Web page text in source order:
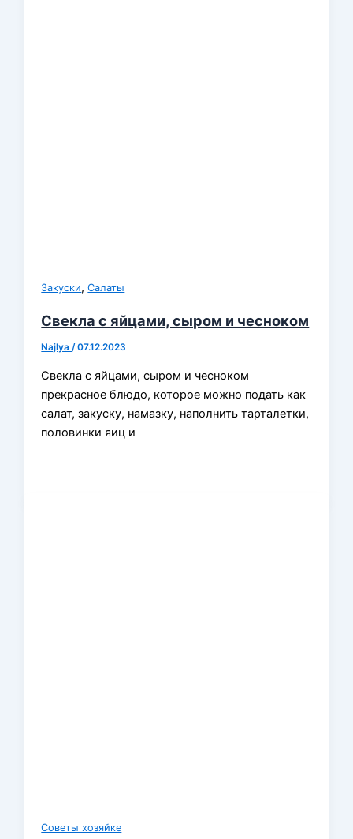
Закуски,Салаты
Свекла с яйцами, сыром и чесноком
Najlya/07.12.2023
Свекла с яйцами, сыром и чесноком
прекрасное блюдо, которое можно подать как
салат, закуску, намазку, наполнить тарталетки,
половинки яиц и
Советы хозяйке